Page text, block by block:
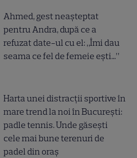
Ahmed, gest neașteptat
pentru Andra, după ce a
refuzat date-ul cu el: „Îmi dau
seama ce fel de femeie ești...”
Harta unei distracții sportive în
mare trend la noi în București:
padle tennis. Unde găsești
cele mai bune terenuri de
padel din oraș